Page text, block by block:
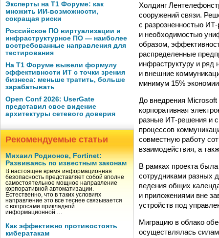
Эксперты на Т1 Форуме: как
множить ИИ-возможности,
сокращая риски
Российское ПО виртуализации и
инфраструктурное ПО — наиболее
востребованные направления для
тестирования
На Т1 Форуме вывели формулу
эффективности ИТ с точки зрения
бизнеса: меньше тратить, больше
зарабатывать
Open Conf 2026: UserGate
представил свое видение
архитектуры сетевого доверия
Рекомендуемые статьи
Михаил Родионов, Fortinet:
Развиваясь по известным законам
В настоящее время информационная
безопасность представляет собой вполне
самостоятельное мощное направление
корпоративной автоматизации.
Естественно, что в таких условиях
направление это все теснее связывается
с вопросами прикладной
информационной …
Как эффективно противостоять
кибератакам
Холдинг
сооружений связи.
с разрозненностью
и необходимостью
образом,
распределенные
инфраструктуру и ряд
и внешние
минимум 15%
До внедрения
корпоративная
разные ИТ-решения и
процессов
совместную работу
взаимодействия, а
В рамках проекта
сотрудниками разных
ведения общих
и приложениями вне
устройств под
Миграцию в облако
осуществлялась